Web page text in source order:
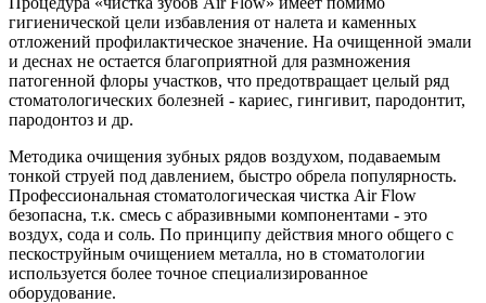
гигиенической цели избавления от налета и каменных
отложений профилактическое значение. На очищенной эмали
и деснах не остается благоприятной для размножения
патогенной флоры участков, что предотвращает целый ряд
стоматологических болезней - кариес, гингивит, пародонтит,
пародонтоз и др.
Методика очищения зубных рядов воздухом, подаваемым
тонкой струей под давлением, быстро обрела популярность.
Профессиональная стоматологическая чистка Air Flow
безопасна, т.к. смесь с абразивными компонентами - это
воздух, сода и соль. По принципу действия много общего с
пескоструйным очищением металла, но в стоматологии
используется более точное специализированное
оборудование.